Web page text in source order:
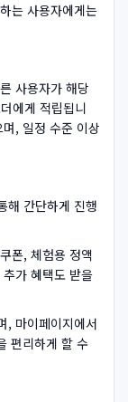
는 사용자에게는
사용자가 해당
에게 적립됩니
, 일정 수준 이상
해 간단하게 진행
폰, 체험용 정액
가 혜택도 받을
, 마이페이지에서
편리하게 할 수